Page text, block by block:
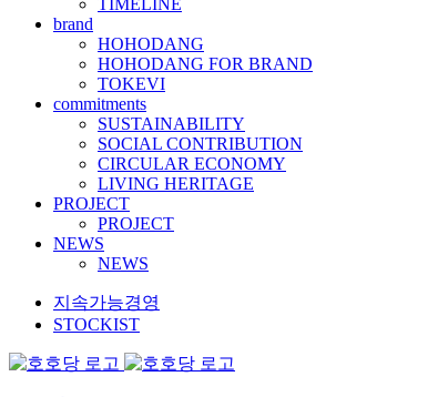
TIMELINE
brand
HOHODANG
HOHODANG FOR BRAND
TOKEVI
commitments
SUSTAINABILITY
SOCIAL CONTRIBUTION
CIRCULAR ECONOMY
LIVING HERITAGE
PROJECT
PROJECT
NEWS
NEWS
지속가능경영
STOCKIST